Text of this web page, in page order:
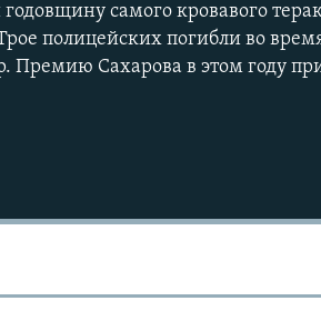
самого кровавого
полицейских погибли во
Сахарова в этом году